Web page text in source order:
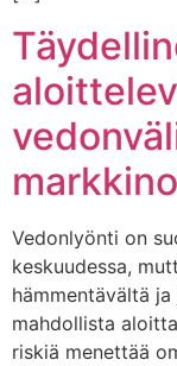
Vedonlyönti on
keskuudessa,
hämmentävältä
mahdollista
riskiä menettää